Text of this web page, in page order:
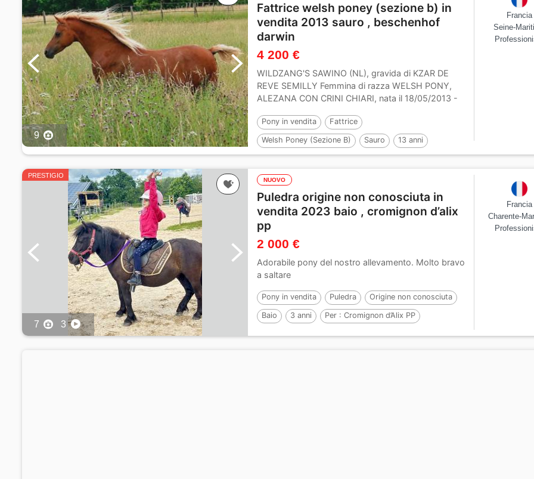
9
Fattrice welsh poney (sezione b) in
vendita 2013 sauro , beschenhof
darwin
4 200 €
WILDZANG'S SAWINO (NL), gravida di KZAR DE
REVE SEMILLY Femmina di razza WELSH PONY,
ALEZANA CON CRINI CHIARI, nata il 18/05/2013 -
Pony in vendita Fattrice
Welsh Poney (Sezione B) Sauro 13 anni
125 cm Per :Beschenhof Darwin
Francia
Seine-
PRESTIGIO
7 3
NUOVO
Puledra origine non conosciuta in
vendita 2023 baio , cromignon d’alix
pp
2 000 €
Adorabile pony del nostro allevamento. Molto bravo
a saltare
Pony in vendita Puledra Origine non conosciuta
Baio 3 anni Per :Cromignon d’Alix PP
Francia
Charente-